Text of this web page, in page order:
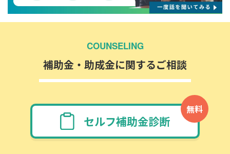
COUNSELING
補助金・助成金に関するご相談
無料
セルフ補助金診断